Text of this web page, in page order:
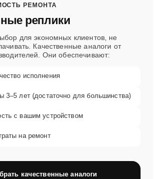
РЕМОНТА
реплики
для экономных клиентов, не
Качественные аналоги от
Они обеспечивают:
исполнения
3–5 лет (достаточно для большинства)
с вашим устройством
на ремонт
качественные аналоги